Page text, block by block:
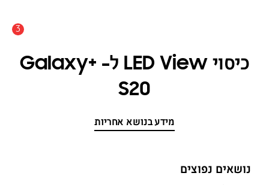
3
כיסוי LED View ל- +Galaxy
S20
מידע בנושא אחריות
נושאים נפוצים